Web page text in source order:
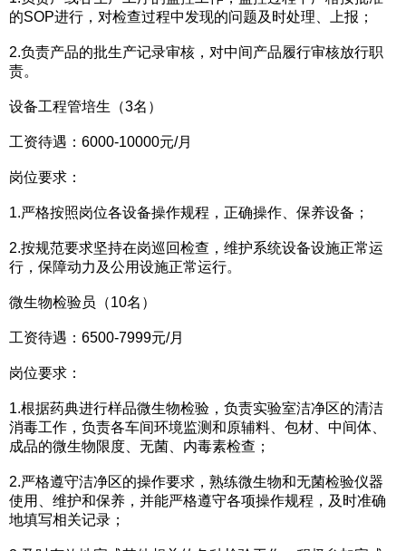
的SOP进行，对检查过程中发现的问题及时处理、上报；
2.负责产品的批生产记录审核，对中间产品履行审核放行职
责。
设备工程管培生（3名）
工资待遇：6000-10000元/月
岗位要求：
1.严格按照岗位各设备操作规程，正确操作、保养设备；
2.按规范要求坚持在岗巡回检查，维护系统设备设施正常运
行，保障动力及公用设施正常运行。
微生物检验员（10名）
工资待遇：6500-7999元/月
岗位要求：
1.根据药典进行样品微生物检验，负责实验室洁净区的清洁
消毒工作，负责各车间环境监测和原辅料、包材、中间体、
成品的微生物限度、无菌、内毒素检查；
2.严格遵守洁净区的操作要求，熟练微生物和无菌检验仪器
使用、维护和保养，并能严格遵守各项操作规程，及时准确
地填写相关记录；